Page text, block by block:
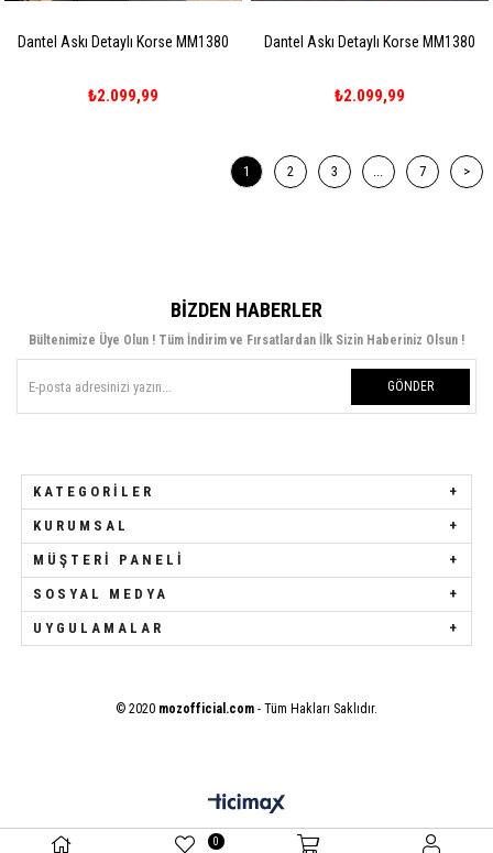
Dantel Askı Detaylı Korse MM1380
₺2.099,99
Dantel Askı Detaylı Korse MM1380
₺2.099,99
1 2 3 ... 7 >
BIZDEN HABERLER
Bültenimize Üye Olun ! Tüm İndirim ve Fırsatlardan İlk Sizin Haberiniz Olsun !
GÖNDER
KATEGORILER
KURUMSAL
MÜŞTERI PANELI
SOSYAL MEDYA
UYGULAMALAR
© 2020 mozofficial.com - Tüm Hakları Saklıdır.
0